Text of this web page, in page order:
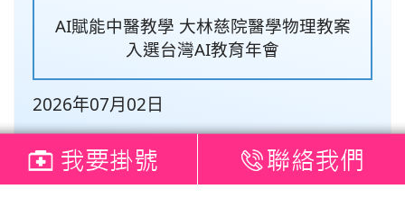
AI賦能中醫教學 大林慈院醫學物理教案
入選台灣AI教育年會
2026年07月02日